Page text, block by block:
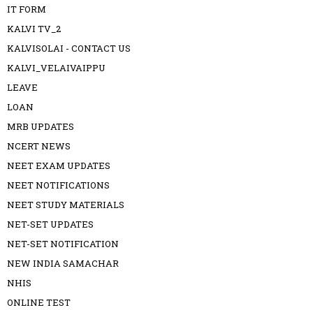
IT FORM
KALVI TV_2
KALVISOLAI - CONTACT US
KALVI_VELAIVAIPPU
LEAVE
LOAN
MRB UPDATES
NCERT NEWS
NEET EXAM UPDATES
NEET NOTIFICATIONS
NEET STUDY MATERIALS
NET-SET UPDATES
NET-SET NOTIFICATION
NEW INDIA SAMACHAR
NHIS
ONLINE TEST